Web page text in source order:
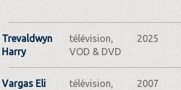
Trevaldwyn
Harry
télévision,
VOD & DVD
2025
Vargas Eli
télévision,
2007